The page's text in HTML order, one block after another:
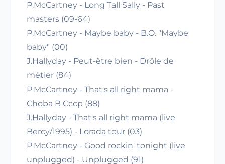
P.McCartney - Long Tall Sally - Past
masters (09-64)
P.McCartney - Maybe baby - B.O. "Maybe
baby" (00)
J.Hallyday - Peut-être bien - Drôle de
métier (84)
P.McCartney - That's all right mama -
Choba B Cccp (88)
J.Hallyday - That's all right mama (live
Bercy/1995) - Lorada tour (03)
P.McCartney - Good rockin' tonight (live
unplugged) - Unplugged (91)